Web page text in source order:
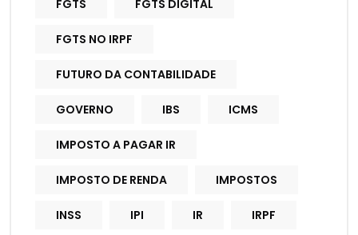
FGTS FGTS DIGITAL
FGTS NO IRPF
FUTURO DA CONTABILIDADE
GOVERNO IBS ICMS
IMPOSTO A PAGAR IR
IMPOSTO DE RENDA IMPOSTOS
INSS IPI IR IRPF